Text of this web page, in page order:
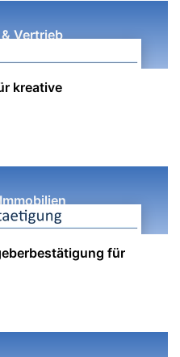
Vertrieb
kreative
für